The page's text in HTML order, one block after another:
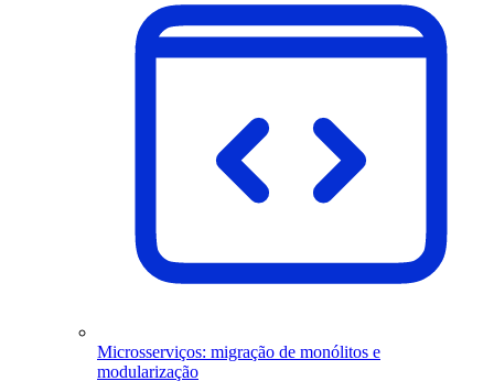
Microsserviços: migração de monólitos e
modularização